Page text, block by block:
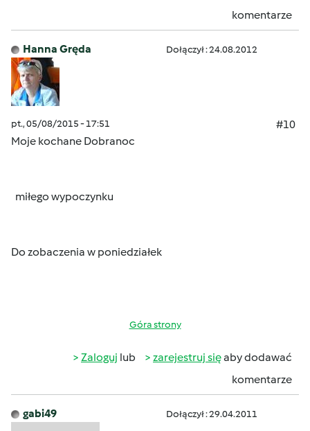
komentarze
Hanna Gręda Dołączył : 24.08.2012
pt., 05/08/2015 - 17:51
#10
Moje kochane Dobranoc
miłego wypoczynku
Do zobaczenia w poniedziałek
Góra strony
Zaloguj lub zarejestruj sięaby dodawać
komentarze
gabi49 Dołączył : 29.04.2011